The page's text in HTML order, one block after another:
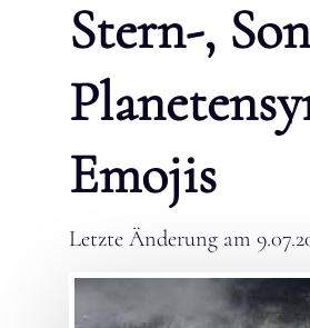
Stern-,
Emojis
Letzte Änderung am